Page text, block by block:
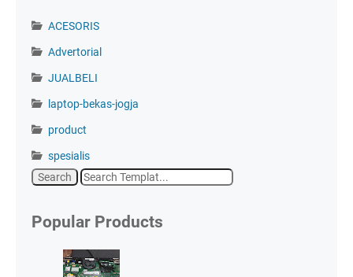
ACESORIS
Advertorial
JUALBELI
laptop-bekas-jogja
product
spesialis
Popular Products